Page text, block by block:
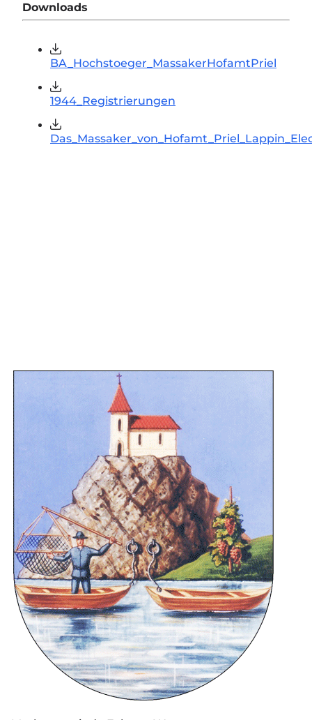
Downloads
BA_Hochstoeger_MassakerHofamtPriel
1944_Registrierungen